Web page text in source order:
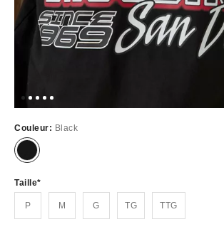
Couleur: Black
Taille
P M G TG TTG